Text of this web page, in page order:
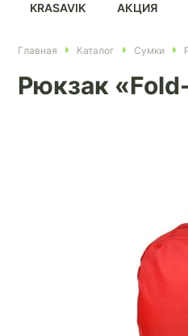
KRASAVIK АКЦИЯ
Главная Каталог Сумки
Рюкзак